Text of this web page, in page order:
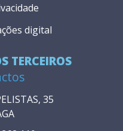
TERCEIROS
35
digital